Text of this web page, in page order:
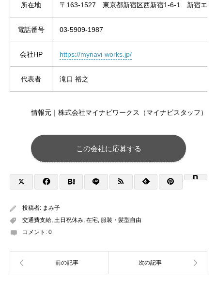
所在地 〒163-1527 東京都新宿区西新宿1-6-1 新宿エル
電話番号 03-5909-1987
会社HP https://mynavi-works.jp/
代表者 滝口 裕之
情報元｜株式会社マイナビワークス（マイナビスタッフ）
この会社に応募する
投稿者: まみ子
交通費支給, 土日祝休み, 在宅, 服装・髪型自由
コメント: 0